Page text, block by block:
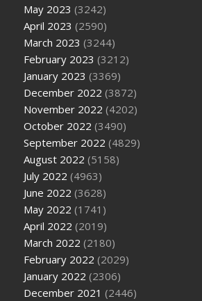
May 2023 (3242)
April 2023 (2590)
March 2023 (3244)
February 2023 (3212)
January 2023 (3369)
December 2022 (3872)
November 2022 (4202)
October 2022 (3490)
September 2022 (4829)
August 2022 (5158)
July 2022 (4963)
June 2022 (3628)
May 2022 (1741)
April 2022 (2019)
March 2022 (2180)
February 2022 (2029)
January 2022 (2306)
December 2021 (2446)